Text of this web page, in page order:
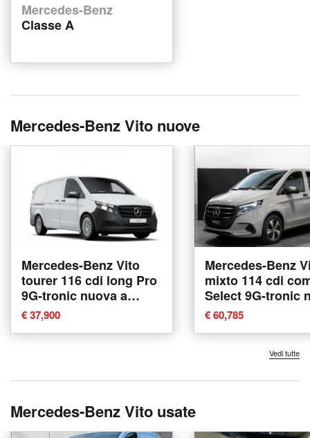
Mercedes-Benz
Classe A
Mercedes-Benz Vito nuove
Mercedes-Benz Vito
tourer 116 cdi long Pro
9G-tronic nuova a
Messina
€ 37,900
Mercedes-Benz
mixto 114 cdi
Select 9G-tronic
a Ancona
€ 60,785
Vedi tutte
Mercedes-Benz Vito usate